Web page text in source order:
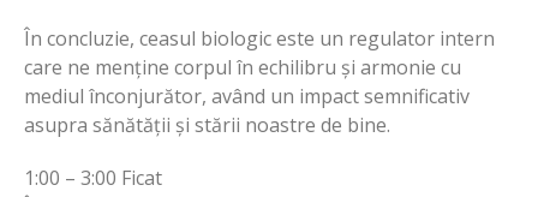
În concluzie, ceasul biologic este un regulator intern
care ne menține corpul în echilibru și armonie cu
mediul înconjurător, având un impact semnificativ
asupra sănătății și stării noastre de bine.
1:00 – 3:00 Ficat